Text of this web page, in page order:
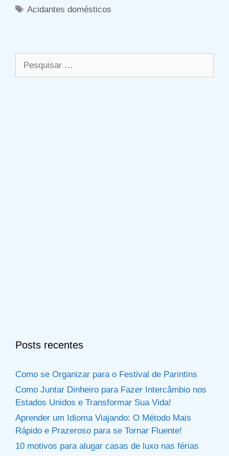
Tags
Acidantes domésticos
Posts recentes
Como se Organizar para o Festival de Parintins
Como Juntar Dinheiro para Fazer Intercâmbio nos
Estados Unidos e Transformar Sua Vida!
Aprender um Idioma Viajando: O Método Mais
Rápido e Prazeroso para se Tornar Fluente!
10 motivos para alugar casas de luxo nas férias